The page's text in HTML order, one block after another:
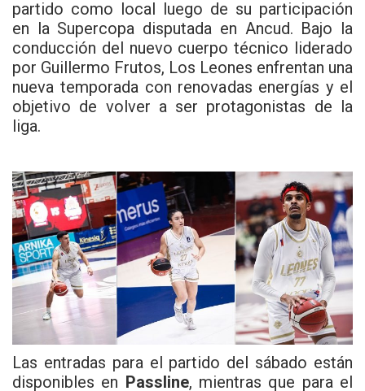
partido como local luego de su participación
en la Supercopa disputada en Ancud. Bajo la
conducción del nuevo cuerpo técnico liderado
por Guillermo Frutos, Los Leones enfrentan una
nueva temporada con renovadas energías y el
objetivo de volver a ser protagonistas de la
liga.
Las entradas para el partido del sábado están
disponibles en Passline, mientras que para el